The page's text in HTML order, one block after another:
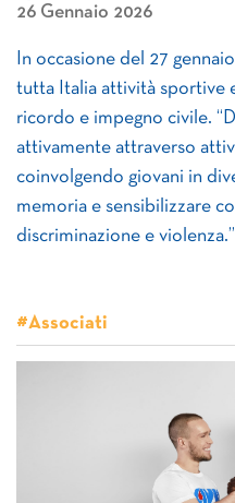
26 Gennaio 2026
In occasione del 27
tutta Italia attività sportive
ricordo e impegno civile.
attivamente attraverso
coinvolgendo giovani in
memoria e sensibilizzare
discriminazione e violenza.”
#Associati